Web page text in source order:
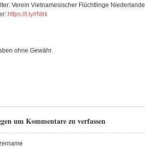
Verein Vietnamesischer Flüchtlinge Niederlande
https://t.ly/rNtrk
ohne Gewähr.
um Kommentare zu verfassen